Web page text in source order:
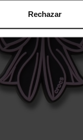
Rechazar